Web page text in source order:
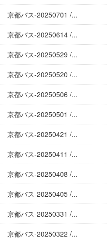
京都バス-20250701 /...
京都バス-20250614 /...
京都バス-20250529 /...
京都バス-20250520 /...
京都バス-20250506 /...
京都バス-20250501 /...
京都バス-20250421 /...
京都バス-20250411 /...
京都バス-20250408 /...
京都バス-20250405 /...
京都バス-20250331 /...
京都バス-20250322 /...